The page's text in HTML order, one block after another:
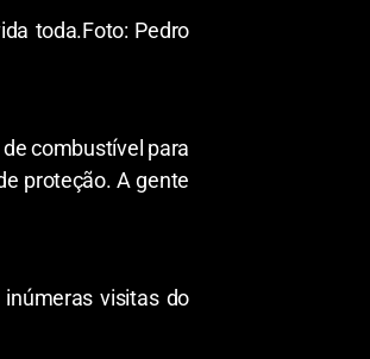
toda.Foto: Pedro
combustível para
proteção. A gente
visitas do